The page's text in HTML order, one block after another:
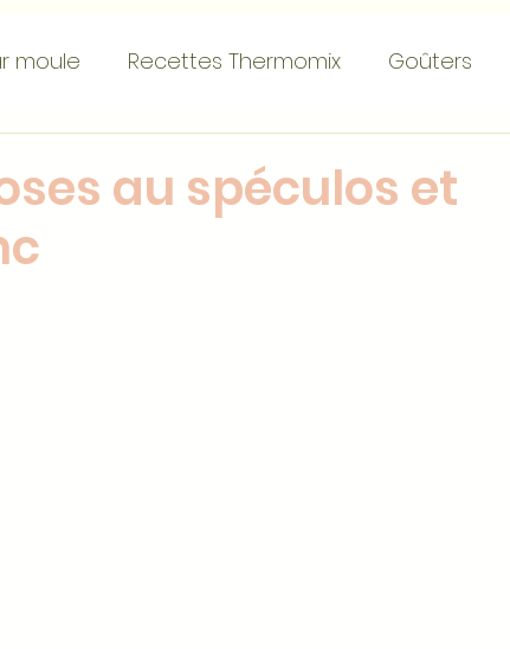
moule Recettes Thermomix Goûters
de base
au spéculos et